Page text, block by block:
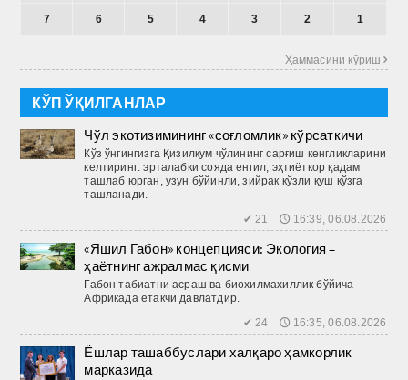
7 6 5 4 3 2 1
Ҳаммасини кўриш 
КЎП ЎҚИЛГАНЛАР
Чўл экотизимининг «соғломлик» кўрсаткичи
Кўз ўнгингизга Қизилқум чўлининг сарғиш кенгликларини
келтиринг: эрталабки сояда енгил, эҳтиёткор қадам
ташлаб юрган, узун бўйинли, зийрак кўзли қуш кўзга
ташланади.
✔ 21 🕔 16:39, 06.08.2026
«Яшил Габон» концепцияси: Экология –
ҳаётнинг ажралмас қисми
Габон табиатни асраш ва биохилмахиллик бўйича
Африкада етакчи давлатдир.
✔ 24 🕔 16:35, 06.08.2026
Ёшлар ташаббуслари халқаро ҳамкорлик
марказида